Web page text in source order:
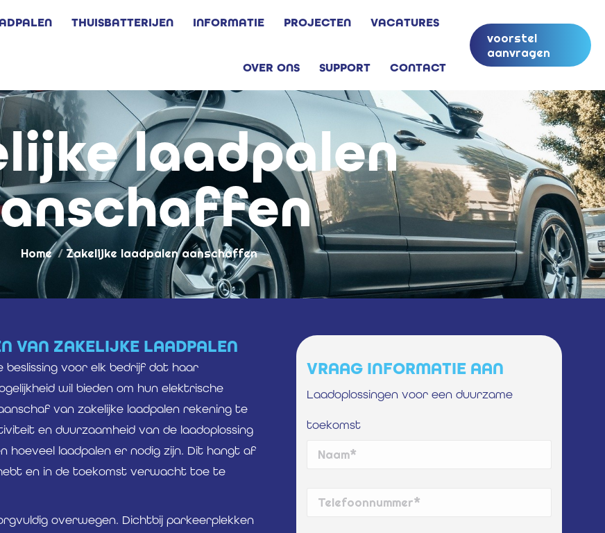
THUISBATTERIJEN INFORMATIE PROJECTEN VACATURES
OVER ONS SUPPORT CONTACT
voorstel
aanvragen
laadpalen
Je bent hier:
Home Zakelijke laadpalen aanschaffen
VAN ZAKELIJKE LAADPALEN
beslissing voor elk bedrijf dat haar
wil bieden om hun elektrische
van zakelijke laadpalen rekening te
en duurzaamheid van de laadoplossing
hoeveel laadpalen er nodig zijn. Dit hangt af
en in de toekomst verwacht toe te
overwegen. Dichtbij parkeerplekken
VRAAG INFORMATIE AAN
Laadoplossingen voor een duurzame
toekomst